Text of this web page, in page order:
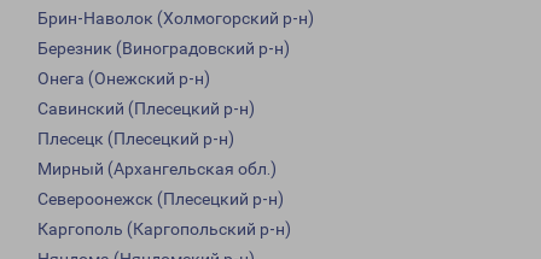
Брин-Наволок (Холмогорский р-н)
Березник (Виноградовский р-н)
Онега (Онежский р-н)
Савинский (Плесецкий р-н)
Плесецк (Плесецкий р-н)
Мирный (Архангельская обл.)
Североонежск (Плесецкий р-н)
Каргополь (Каргопольский р-н)